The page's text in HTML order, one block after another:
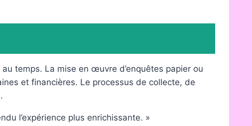
temps. La mise en œuvre d’enquêtes papier ou
et financières. Le processus de collecte, de
l’expérience plus enrichissante. »